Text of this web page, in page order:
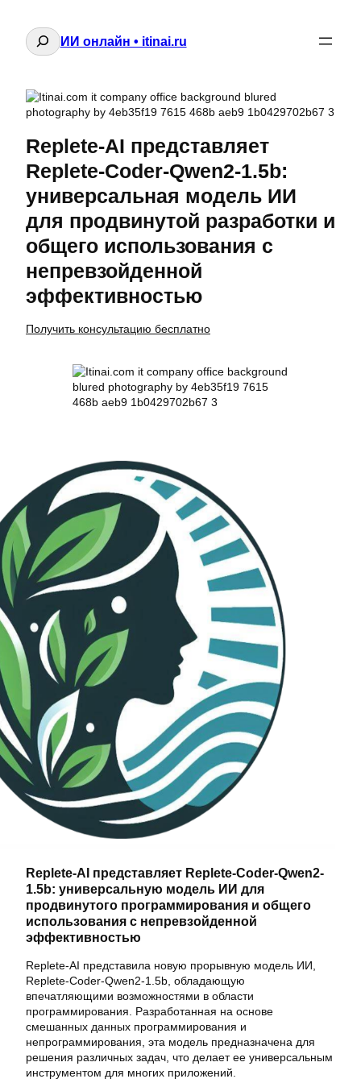
Поиск
ИИ онлайн • itinai.ru
Replete-AI представляет
Replete-Coder-Qwen2-1.5b:
универсальная модель ИИ
для продвинутой разработки и
общего использования с
непревзойденной
эффективностью
Получить консультацию бесплатно
Replete-AI представляет Replete-Coder-Qwen2-
1.5b: универсальную модель ИИ для
продвинутого программирования и общего
использования с непревзойденной
эффективностью
Replete-AI представила новую прорывную модель ИИ,
Replete-Coder-Qwen2-1.5b, обладающую
впечатляющими возможностями в области
программирования. Разработанная на основе
смешанных данных программирования и
непрограммирования, эта модель предназначена для
решения различных задач, что делает ее универсальным
инструментом для многих приложений.